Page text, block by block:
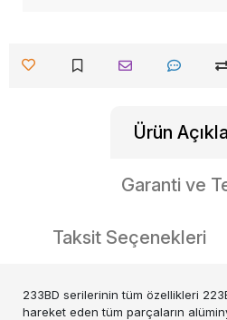
Ürün
Garanti ve
Taksit Seçenekleri
233BD serilerinin tüm özellikleri
hareket eden tüm parçaların